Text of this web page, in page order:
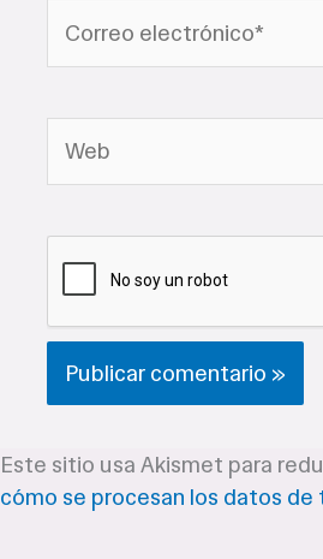
electrónico*
Este sitio usa Akismet para
cómo se procesan los datos